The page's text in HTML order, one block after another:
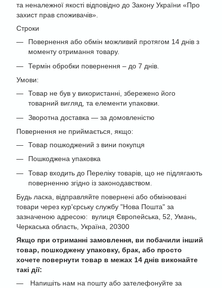
та неналежної якості відповідно до Закону України «Про
захист прав споживачів».
Строки
Повернення або обмін можливий протягом 14 днів з
моменту отримання товару.
Термін обробки повернення – до 7 днів.
Умови:
Товар не був у використанні, збережено його
товарний вигляд, та елементи упаковки.
Зворотна доставка — за домовленістю
Повернення не приймається, якщо:
Товар пошкоджений з вини покупця
Пошкоджена упаковка
Товар входить до Переліку товарів, що не підлягають
поверненню згідно із законодавством.
Будь ласка, відправляйте повернені або обмінювані
товари через кур'єрську службу "Нова Пошта" за
зазначеною адресою: вулиця Європейська, 52, Умань,
Черкаська область, Україна, 20300
Якщо при отриманні замовлення, ви побачили інший
товар, пошкоджену упаковку, брак, або просто
хочете повернути товар в межах 14 днів виконайте
такі дії:
Напишіть нам на пошту або зателефонуйте за